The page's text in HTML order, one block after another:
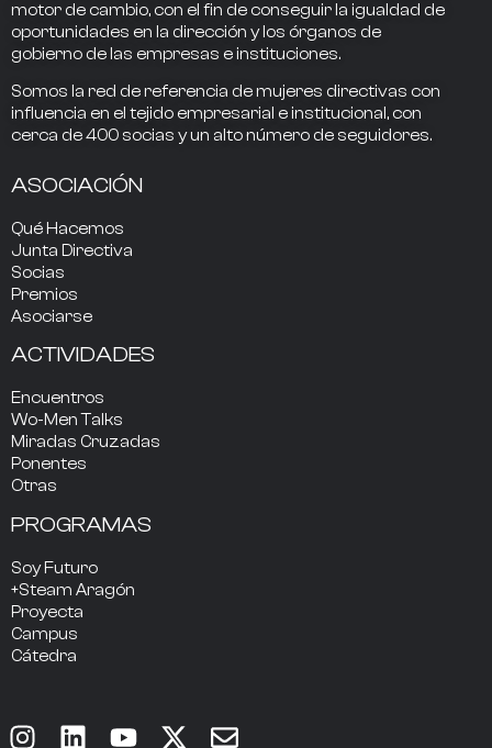
motor de cambio, con el fin de conseguir la igualdad de
oportunidades en la dirección y los órganos de
gobierno de las empresas e instituciones.
Somos la red de referencia de mujeres directivas con
influencia en el tejido empresarial e institucional, con
cerca de400 socias y un alto número de seguidores.
ASOCIACIÓN
Qué Hacemos
Junta Directiva
Socias
Premios
Asociarse
ACTIVIDADES
Encuentros
Wo-Men Talks
Miradas Cruzadas
Ponentes
Otras
PROGRAMAS
Soy Futuro
+Steam Aragón
Proyecta
Campus
Cátedra